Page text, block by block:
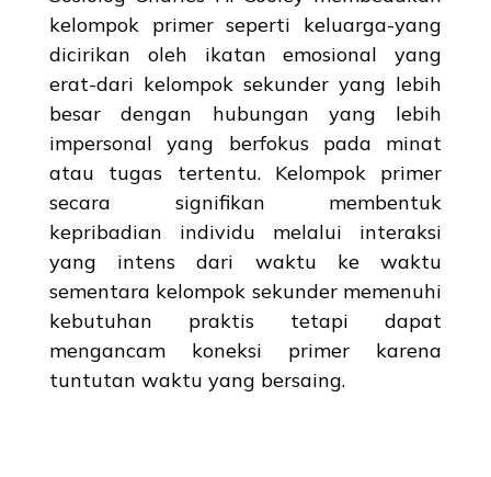
kelompok primer seperti keluarga-yang
dicirikan oleh ikatan emosional yang
erat-dari kelompok sekunder yang lebih
besar dengan hubungan yang lebih
impersonal yang berfokus pada minat
atau tugas tertentu. Kelompok primer
secara signifikan membentuk
kepribadian individu melalui interaksi
yang intens dari waktu ke waktu
sementara kelompok sekunder memenuhi
kebutuhan praktis tetapi dapat
mengancam koneksi primer karena
tuntutan waktu yang bersaing.